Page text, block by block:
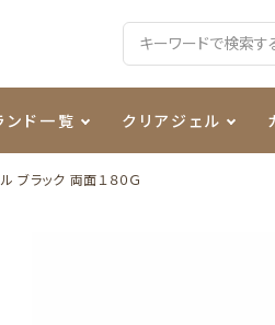
ンド一覧 クリアジェル
ブラック 両面１８０Ｇ